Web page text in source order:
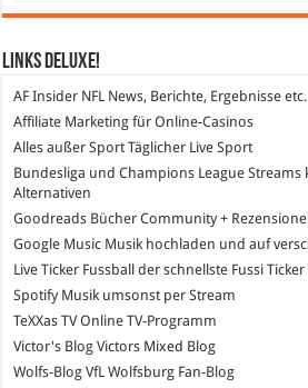
Links DeLuXe!
AF Insider NFL News, Berichte, Ergebnisse etc.
Affiliate Marketing für Online-Casinos
Alles außer SportTäglicher Live Sport
Bundesliga und Champions League Streams
Alternativen
Goodreads Bücher Community +
Google Music Musik hochladen und auf
Live Ticker Fussball
der schnellste Fussi
SpotifyMusik umsonst per Stream
TeXXas TVOnline TV-Programm
Victor's Blog Victors Mixed Blog
Wolfs-Blog VfL Wolfsburg Fan-Blog